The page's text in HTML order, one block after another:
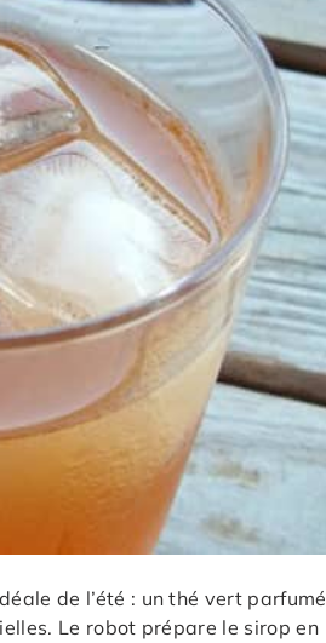
de l’été : un thé vert parfumé
Le robot prépare le sirop en